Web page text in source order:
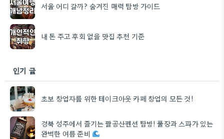
서울 어디 갈까? 숨겨진 매력 탐방 가이드
내 돈 주고 후회 없을 맛집 추천 기준
인기 글
초보 창업자를 위한 테이크아웃 카페 창업의 모든 것!
경북 성주에서 즐기는 팔공산펜션 탐방! 풀장과 스파가 있는
완벽한 여름 준비